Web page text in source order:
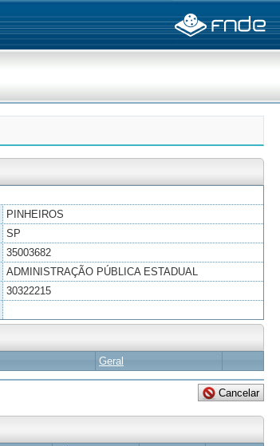
PINHEIROS
SP
35003682
ADMINISTRAÇÃO PÚBLICA ESTADUAL
30322215
Geral